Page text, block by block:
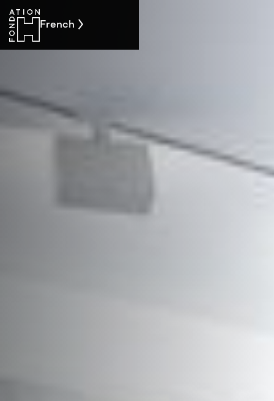
French